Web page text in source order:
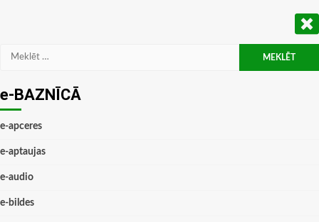
Meklēt:
e-BAZNĪCĀ
e-apceres
e-aptaujas
e-audio
e-bildes